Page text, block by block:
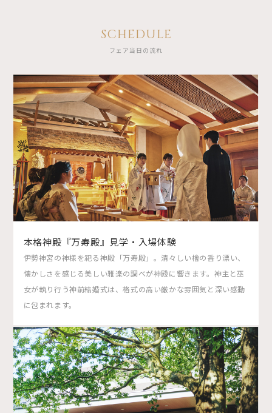
SCHEDULE
フェア当日の流れ
本格神殿『万寿殿』見学・入場体験
伊勢神宮の神様を祀る神殿「万寿殿」。清々しい檜の香り漂い、
懐かしさを感じる美しい雅楽の調べが神殿に響きます。神主と巫
女が執り行う神前結婚式は、格式の高い厳かな雰囲気と深い感動
に包まれます。